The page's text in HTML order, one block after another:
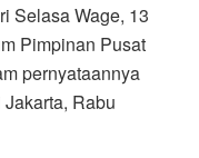
Selasa Wage, 13
Pimpinan Pusat
pernyataannya
Rabu